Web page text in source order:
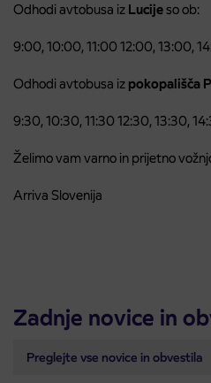
Odhodi avtobusa iz Lucijeso ob:
9:00, 10:00, 11:00 12:00, 13:00,
Odhodi avtobusa iz pokopališča
9:30, 10:30, 11:30 12:30, 13:30,
Želimo vam varno in prijetno
Arriva Slovenija
Zadnje novice in
Preglejte vse novice in obvestila